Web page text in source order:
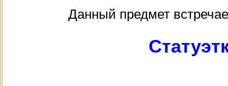
Данный предмет